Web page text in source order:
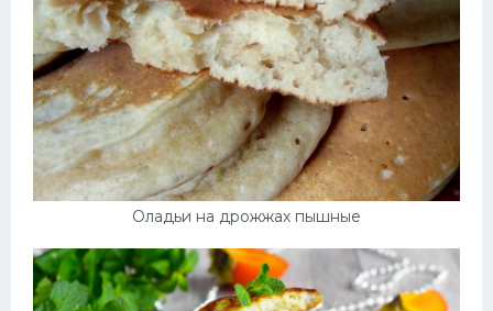
Оладьи на дрожжах пышные